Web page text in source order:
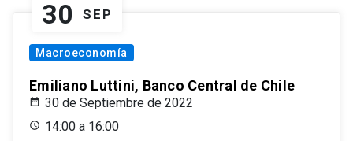
30 SEP
Macroeconomía
Emiliano Luttini, Banco Central de Chile
30 de Septiembre de 2022
14:00 a 16:00